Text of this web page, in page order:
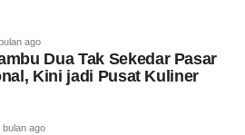
ago
Dua Tak Sekedar Pasar
Kini jadi Pusat Kuliner
bulan ago